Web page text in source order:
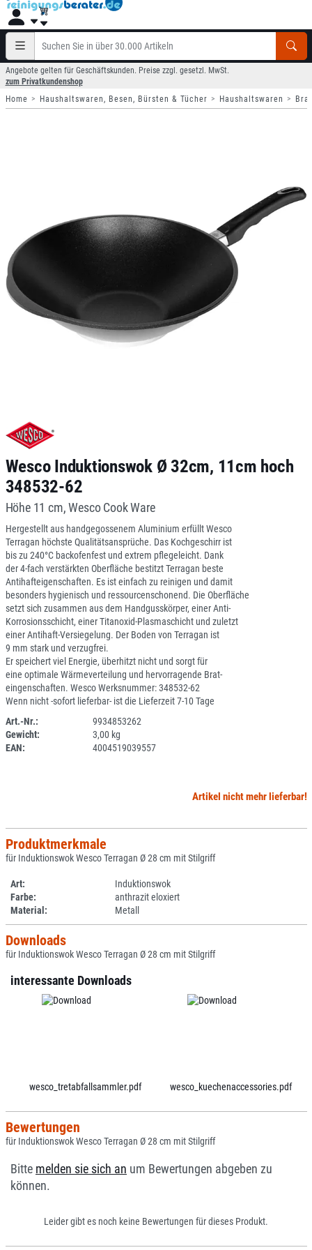
Angebote gelten für Geschäftskunden. Preise zzgl. gesetzl. MwSt.
zum Privatkundenshop
Home
Haushaltswaren, Besen, Bürsten & Tücher Haushaltswaren
Wesco Induktionswok Ø 32cm, 11cm hoch
348532-62
Höhe 11 cm, Wesco Cook Ware
Hergestellt aus handgegossenem Aluminium erfüllt Wesco
Terragan höchste Qualitätsansprüche. Das Kochgeschirr ist
bis zu 240°C backofenfest und extrem pflegeleicht. Dank
der 4-fach verstärkten Oberfläche bestitzt Terragan beste
Antihafteigenschaften. Es ist einfach zu reinigen und damit
besonders hygienisch und ressourcenschonend. Die Oberfläche
setzt sich zusammen aus dem Handgusskörper, einer Anti-
Korrosionsschicht, einer Titanoxid-Plasmaschicht und zuletzt
einer Antihaft-Versiegelung. Der Boden von Terragan ist
9 mm stark und verzugfrei.
Er speichert viel Energie, überhitzt nicht und sorgt für
eine optimale Wärmeverteilung und hervorragende Brat-
eingenschaften. Wesco Werksnummer: 348532-62
Wenn nicht -sofort lieferbar- ist die Lieferzeit 7-10 Tage
Art.-Nr.:
9934853262
Gewicht:
3,00 kg
EAN:
4004519039557
Artikel nicht mehr lieferbar!
Produktmerkmale
für Induktionswok Wesco Terragan Ø 28 cm mit Stilgriff
Art:
Induktionswok
Farbe:
anthrazit eloxiert
Material:
Metall
Downloads
für Induktionswok Wesco Terragan Ø 28 cm mit Stilgriff
interessante Downloads
wesco_tretabfallsammler.pdf wesco_kuechenaccessories.pdf
Bewertungen
für Induktionswok Wesco Terragan Ø 28 cm mit Stilgriff
Bitte melden sie sich an um Bewertungen abgeben zu
können.
Leider gibt es noch keine Bewertungen für dieses Produkt.